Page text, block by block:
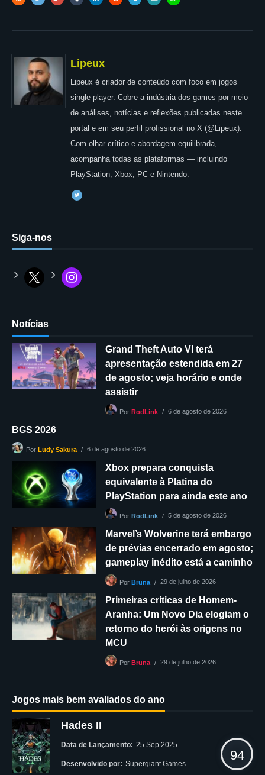
Lipeux
Lipeux é criador de conteúdo com foco em jogos
single player. Cobre a indústria dos games por meio
de análises, notícias e reflexões publicadas neste
portal e em seu perfil profissional no X (@Lipeux).
Com olhar crítico e abordagem equilibrada,
acompanha todas as plataformas — incluindo
PlayStation, Xbox, PC e Nintendo.
Siga-nos
Notícias
Grand Theft Auto VI terá
apresentação estendida em 27
de agosto; veja horário e onde
assistir
Por RodLink 6 de agosto de 2026
BGS 2026
Por Ludy Sakura 6 de agosto de 2026
Xbox prepara conquista
equivalente à Platina do
PlayStation para ainda este ano
Por RodLink 5 de agosto de 2026
Marvel’s Wolverine terá embargo
de prévias encerrado em agosto;
gameplay inédito está a caminho
Por Bruna 29 de julho de 2026
Primeiras críticas de Homem-
Aranha: Um Novo Dia elogiam o
retorno do herói às origens no
MCU
Por Bruna 29 de julho de 2026
Jogos mais bem avaliados do ano
Hades II
Data de Lançamento: 25 Sep 2025
Desenvolvido por: Supergiant Games
94